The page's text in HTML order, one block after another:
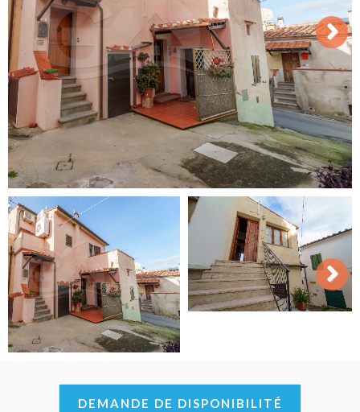
Next
Next
DEMANDE DE DISPONIBILITÉ